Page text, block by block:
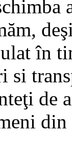
în
si
de